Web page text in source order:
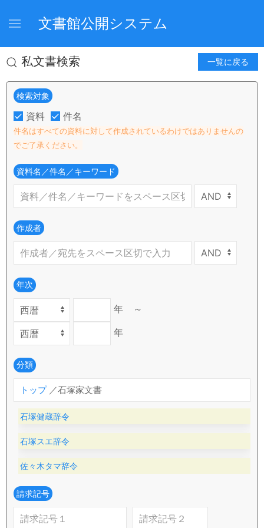
文書館公開システム
私文書検索 一覧に戻る
検索対象
資料 件名
件名はすべての資料に対して作成されているわけではありませんの
でご了承ください。
資料名／件名／キーワード
作成者
年次
年
～
年
分類
トップ ／石塚家文書
石塚健蔵辞令
石塚スエ辞令
佐々木タマ辞令
請求記号